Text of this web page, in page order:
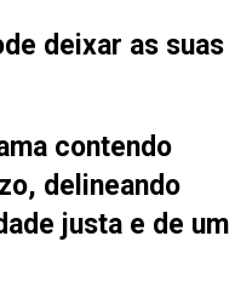
deixar as suas
contendo
delineando
justa e de um